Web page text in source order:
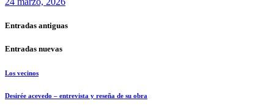
Entradas antiguas
Entradas nuevas
Los vecinos
Desirée acevedo – entrevista y reseña de su obra